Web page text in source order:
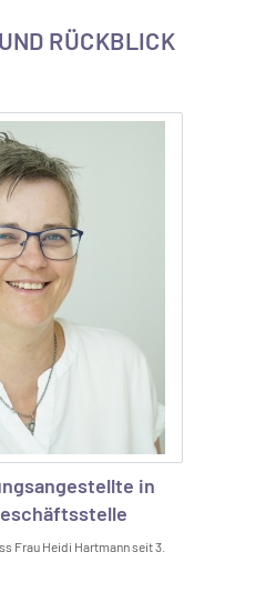
RÜCKBLICK
in
Frau Heidi Hartmann seit 3.